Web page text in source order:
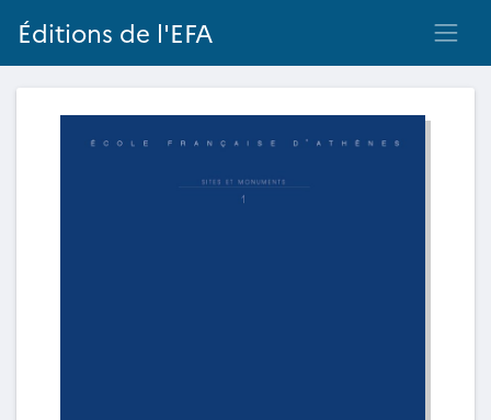
Éditions de l'EFA